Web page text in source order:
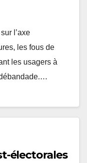
l’axe
les fous de
les usagers à
électorales